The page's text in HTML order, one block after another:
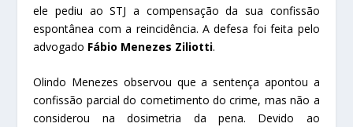
ele pediu ao STJ a compensação da sua confissão
espontânea com a reincidência. A defesa foi feita pelo
advogado Fábio Menezes Ziliotti.
Olindo Menezes observou que a sentença apontou a
confissão parcial do cometimento do crime, mas não a
considerou na dosimetria da pena. Devido ao